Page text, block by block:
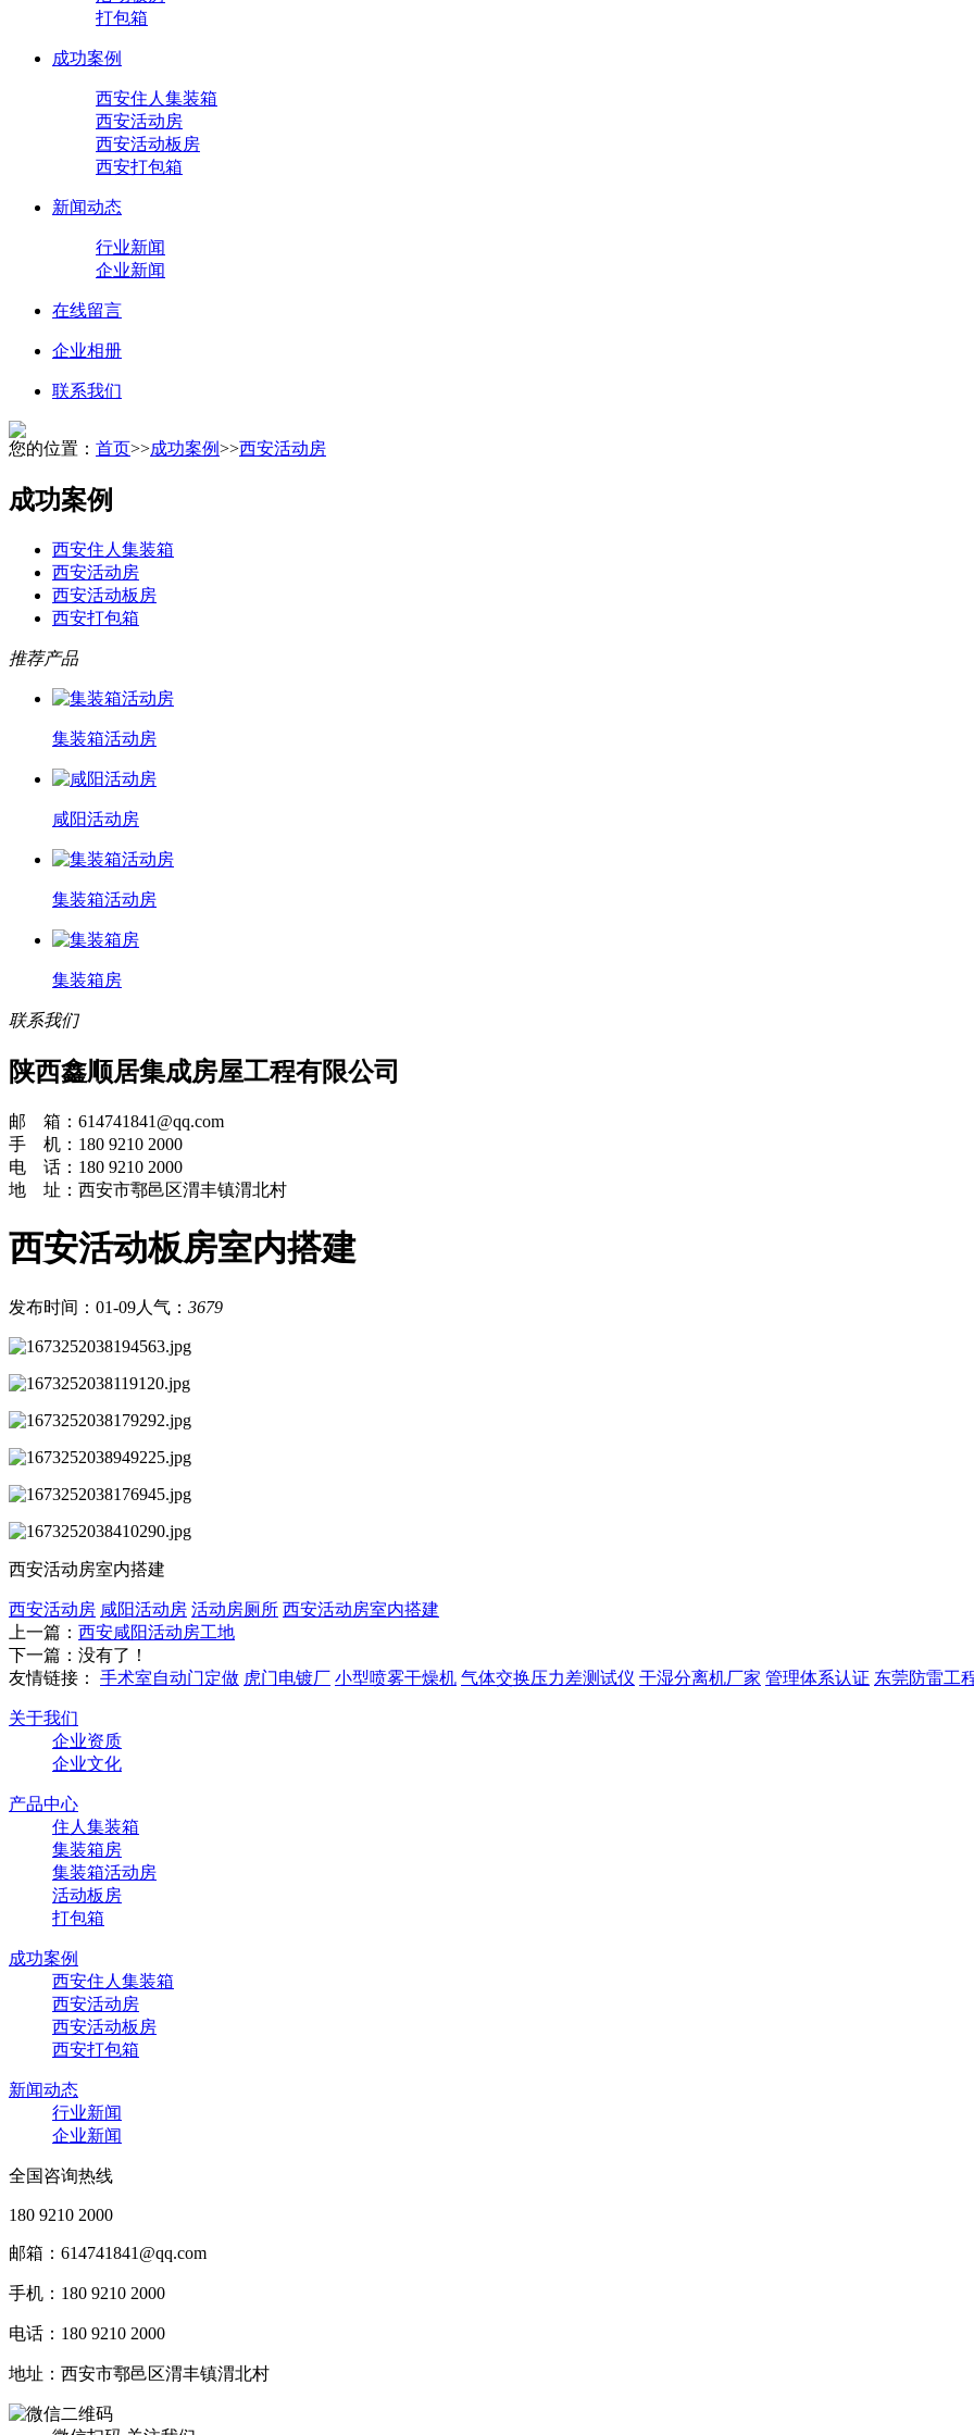
打包箱
成功案例
西安住人集装箱
西安活动房
西安活动板房
西安打包箱
新闻动态
行业新闻
企业新闻
在线留言
企业相册
联系我们
您的位置： 首页>>成功案例>>西安活动房
成功案例
西安住人集装箱
西安活动房
西安活动板房
西安打包箱
推荐产品
集装箱活动房
咸阳活动房
集装箱活动房
集装箱房
联系我们
陕西鑫顺居集成房屋工程有限公司
邮 箱：614741841@qq.com
手 机：180 9210 2000
电 话：180 9210 2000
地 址：西安市鄠邑区渭丰镇渭北村
西安活动板房室内搭建
发布时间：01-09人气： 3679
西安活动房室内搭建
西安活动房 咸阳活动房 活动房厕所 西安活动房室内搭建
上一篇： 西安咸阳活动房工地
下一篇：没有了！
友情链接：
手术室自动门定做 虎门电镀厂 小型喷雾干燥机 气体交换压力差测试仪 干湿分离机厂家 管理体系认证 东莞防雷工
关于我们
企业资质
企业文化
产品中心
住人集装箱
集装箱房
集装箱活动房
活动板房
打包箱
成功案例
西安住人集装箱
西安活动房
西安活动板房
西安打包箱
新闻动态
行业新闻
企业新闻
全国咨询热线
180 9210 2000
邮箱：614741841@qq.com‬
手机：180 9210 2000
电话：180 9210 2000
地址：西安市鄠邑区渭丰镇渭北村